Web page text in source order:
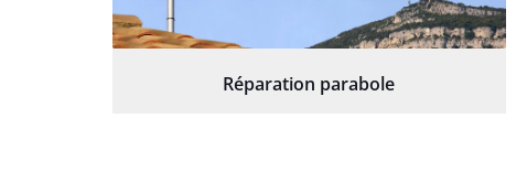
Réparation parabole